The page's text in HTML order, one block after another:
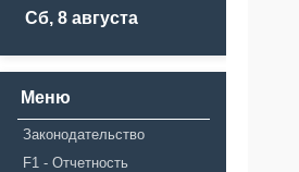
Сб, 8 августа
Меню
Законодательство
F1 - Отчетность